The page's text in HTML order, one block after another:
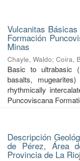
Vulcanitas
Formación
Minas
Chayle, Waldo; Coira,
Basic to ultrabasic
basalts,
rhythmically
Puncoviscana
Descripción
de Pérez, Área
Provincia de La